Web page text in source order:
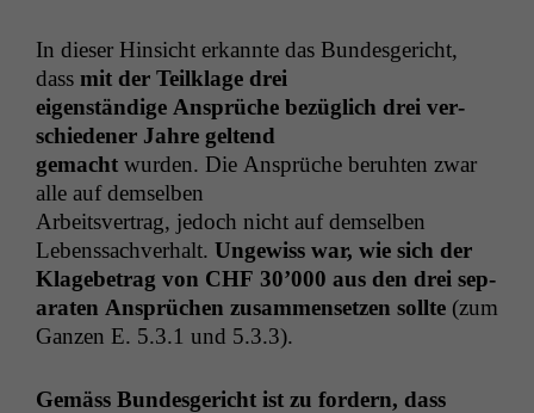
In dieser Hin­sicht erkan­nte das Bun­des­gericht,
dass mit der Teilk­lage drei
eigen­ständi­ge Ansprüche bezüglich drei ver­
schieden­er Jahre geltend
gemacht wur­den. Die Ansprüche beruht­en zwar
alle auf demselben
Arbeitsver­trag, jedoch nicht auf dem­sel­ben
Lebenssachver­halt. Ungewiss war, wie sich der
Klage­be­trag von CHF 30’000 aus den drei sep­
a­rat­en Ansprüchen zusam­menset­zen sollte (zum
Ganzen E. 5.3.1 und 5.3.3).
Gemäss Bun­des­gericht ist zu fordern, dass